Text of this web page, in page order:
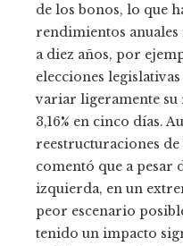
de los bonos, lo que
rendimientos anuales
a diez años, por
elecciones
variar ligeramente su
3,16% en cinco días.
reestructuraciones
comentó que a pesar
izquierda, en un
peor escenario
tenido un impacto